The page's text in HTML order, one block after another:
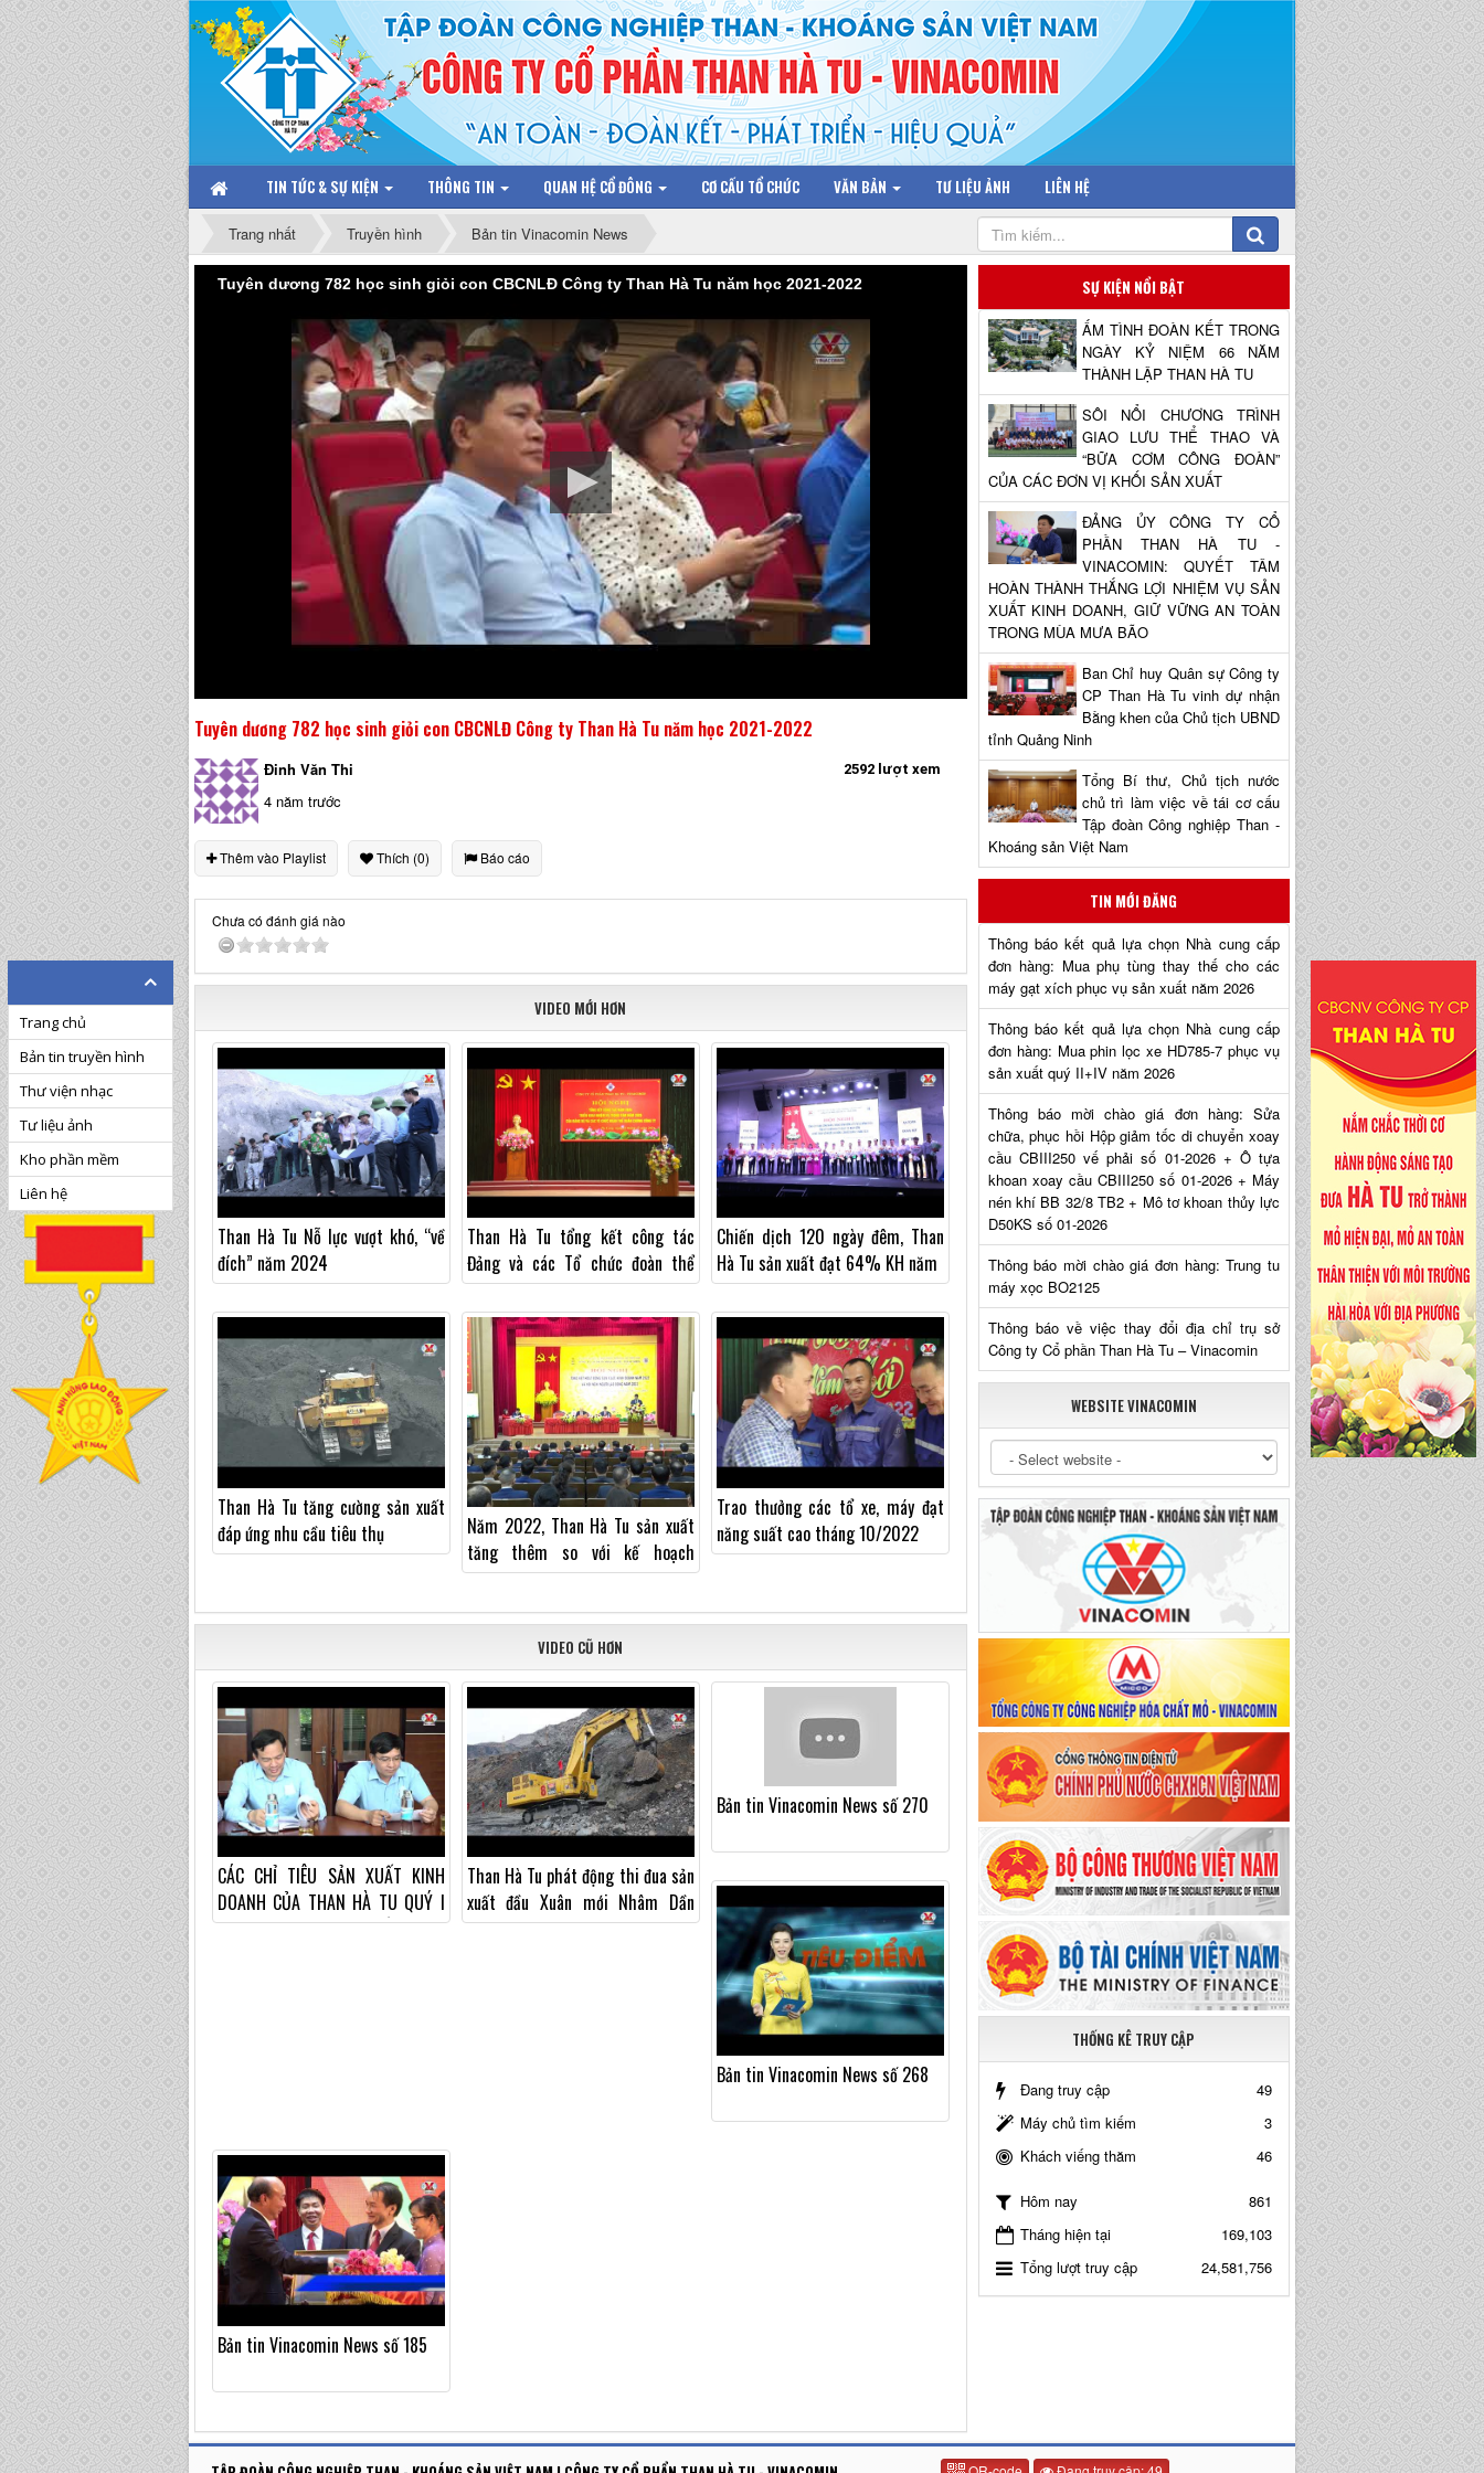
TIN TỨC & SỰ KIỆN THÔNG TIN QUAN HỆ CỔ ĐÔNG CƠ CẤU TỔ CHỨC VĂN BẢN TƯ LIỆU ẢNH LIÊN HỆ
Trang nhất Truyền hình Bản tin Vinacomin News
Tuyên dương 782 học sinh giỏi con CBCNLĐ Công ty Than Hà Tu năm học 2021-2022
Tuyên dương 782 học sinh giỏi con CBCNLĐ Công ty Than Hà Tu năm học 2021-2022
Đinh Văn Thi
4 năm trước
2592 lượt xem
Thêm vào Playlist Thích (0) Báo cáo
Chưa có đánh giá nào
VIDEO MỚI HƠN
Than Hà Tu Nỗ lực vượt khó, “về
đích” năm 2024
Than Hà Tu tổng kết công tác
Đảng và các Tổ chức đoàn thể
năm 2024
Chiến dịch 120 ngày đêm, Than
Hà Tu sản xuất đạt 64% KH năm
Than Hà Tu tăng cường sản xuất
đáp ứng nhu cầu tiêu thụ
Năm 2022, Than Hà Tu sản xuất
tăng thêm so với kế hoạch
30.000 tấn than nguyên khai
Trao thưởng các tổ xe, máy đạt
năng suất cao tháng 10/2022
VIDEO CŨ HƠN
CÁC CHỈ TIÊU SẢN XUẤT KINH
DOANH CỦA THAN HÀ TU QUÝ I
2022 ĐẠT CAO SO VỚI KẾ HOẠCH
Than Hà Tu phát động thi đua sản
xuất đầu Xuân mới Nhâm Dần
2022
Bản tin Vinacomin News số 270
Bản tin Vinacomin News số 268
Bản tin Vinacomin News số 185
SỰ KIỆN NỔI BẬT
ẤM TÌNH ĐOÀN KẾT TRONG
NGÀY KỶ NIỆM 66 NĂM
THÀNH LẬP THAN HÀ TU
SÔI NỔI CHƯƠNG TRÌNH
GIAO LƯU THỂ THAO VÀ
“BỮA CƠM CÔNG ĐOÀN”
CỦA CÁC ĐƠN VỊ KHỐI SẢN XUẤT
ĐẢNG ỦY CÔNG TY CỔ
PHẦN THAN HÀ TU -
VINACOMIN: QUYẾT TÂM
HOÀN THÀNH THẮNG LỢI NHIỆM VỤ SẢN
XUẤT KINH DOANH, GIỮ VỮNG AN TOÀN
TRONG MÙA MƯA BÃO
Ban Chỉ huy Quân sự Công ty
CP Than Hà Tu vinh dự nhận
Bằng khen của Chủ tịch UBND
tỉnh Quảng Ninh
Tổng Bí thư, Chủ tịch nước
chủ trì làm việc về tái cơ cấu
Tập đoàn Công nghiệp Than -
Khoáng sản Việt Nam
TIN MỚI ĐĂNG
Thông báo kết quả lựa chọn Nhà cung cấp
đơn hàng: Mua phụ tùng thay thế cho các
máy gạt xích phục vụ sản xuất năm 2026
Thông báo kết quả lựa chọn Nhà cung cấp
đơn hàng: Mua phin lọc xe HD785-7 phục vụ
sản xuất quý II+IV năm 2026
Thông báo mời chào giá đơn hàng: Sửa
chữa, phục hồi Hộp giảm tốc di chuyển xoay
cầu CBIII250 vế phải số 01-2026 + Ô tựa
khoan xoay cầu CBIII250 số 01-2026 + Máy
nén khí BB 32/8 TB2 + Mô tơ khoan thủy lực
D50KS số 01-2026
Thông báo mời chào giá đơn hàng: Trung tu
máy xọc BO2125
Thông báo về việc thay đổi địa chỉ trụ sở
Công ty Cổ phần Than Hà Tu – Vinacomin
WEBSITE VINACOMIN
THỐNG KÊ TRUY CẬP
Đang truy cập
49
Máy chủ tìm kiếm
3
Khách viếng thăm
46
Hôm nay
861
Tháng hiện tại
169,103
Tổng lượt truy cập
24,581,756
Trang chủ
Bản tin truyền hình
Thư viện nhạc
Tư liệu ảnh
Kho phần mềm
Liên hệ